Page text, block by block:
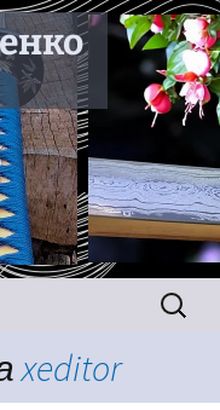
Пошук:
xeditor